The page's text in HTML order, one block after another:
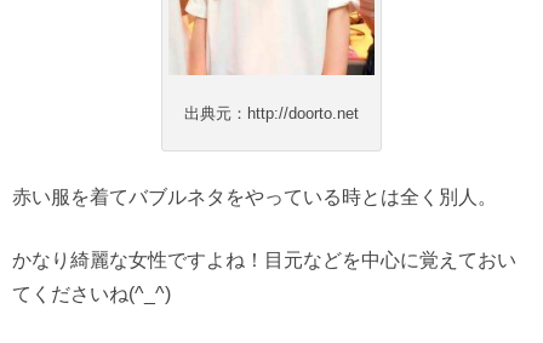
出典元：http://doorto.net
赤い服を着てバブルネタをやっている時とは全く別人。
かなり綺麗な女性ですよね！目元などを中心に覚えておい
てくださいね(^_^)